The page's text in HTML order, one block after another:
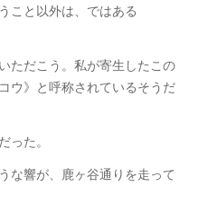
こと以外は、ではある
ただこう。私が寄生したこの
ウ》と呼称されているそうだ
った。
な響が、鹿ヶ谷通りを走って